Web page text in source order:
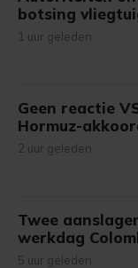
botsing
1 uur geleden
Geen reactie
Hormuz-
2 uur geleden
Twee
werkdag
5 uur geleden